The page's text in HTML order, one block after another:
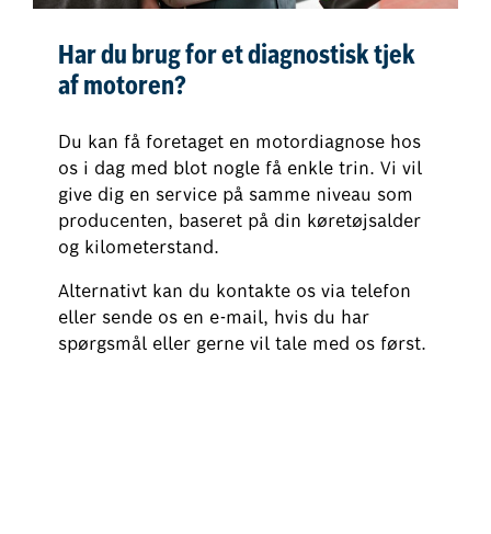
Har du brug for et diagnostisk tjek
af motoren?
Du kan få foretaget en motordiagnose hos
os i dag med blot nogle få enkle trin. Vi vil
give dig en service på samme niveau som
producenten, baseret på din køretøjsalder
og kilometerstand.
Alternativt kan du kontakte os via telefon
eller sende os en e-mail, hvis du har
spørgsmål eller gerne vil tale med os først.